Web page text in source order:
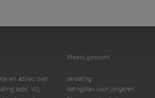
en advies over
apps. Wij
Meest gezocht
sexdating
datingsites voor jongeren